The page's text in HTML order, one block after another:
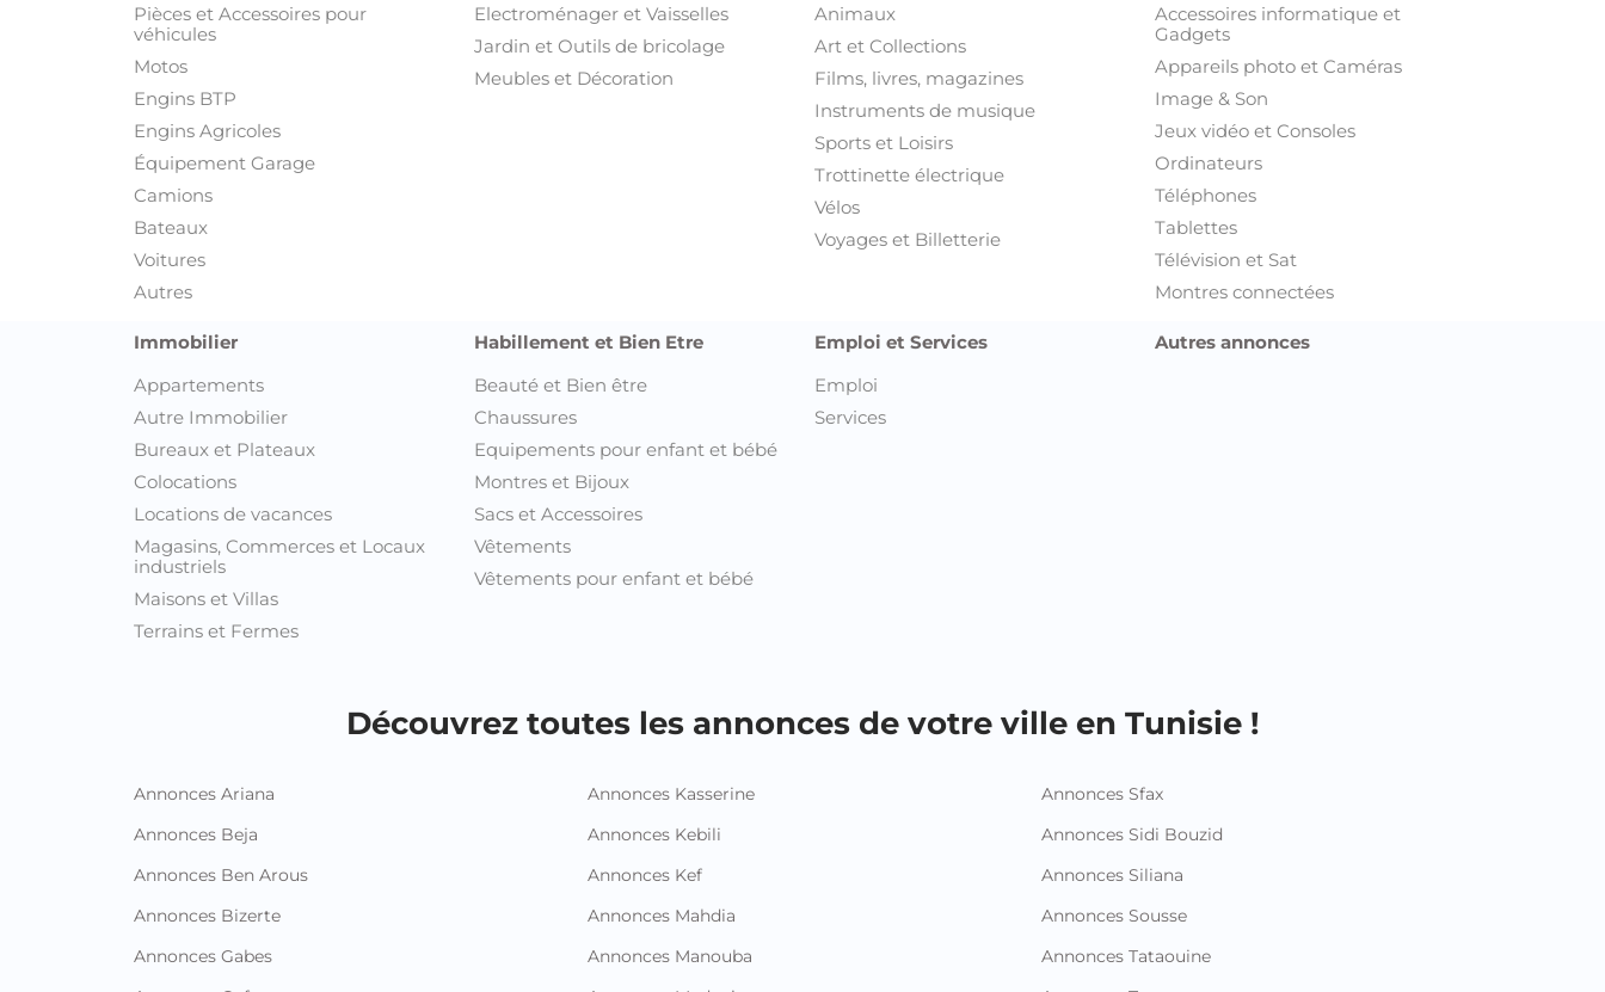
Pièces et Accessoires pour
véhicules
Motos
Engins BTP
Engins Agricoles
Équipement Garage
Camions
Bateaux
Voitures
Autres
Electroménager et Vaisselles
Jardin et Outils de bricolage
Meubles et Décoration
Animaux
Art et Collections
Films, livres, magazines
Instruments de musique
Sports et Loisirs
Trottinette électrique
Vélos
Voyages et Billetterie
Accessoires informatique et
Gadgets
Appareils photo et Caméras
Image & Son
Jeux vidéo et Consoles
Ordinateurs
Téléphones
Tablettes
Télévision et Sat
Montres connectées
Immobilier
Appartements
Autre Immobilier
Bureaux et Plateaux
Colocations
Locations de vacances
Magasins, Commerces et Locaux
industriels
Maisons et Villas
Terrains et Fermes
Habillement et Bien Etre
Beauté et Bien être
Chaussures
Equipements pour enfant et bébé
Montres et Bijoux
Sacs et Accessoires
Vêtements
Vêtements pour enfant et bébé
Emploi et Services
Emploi
Services
Autres annonces
Découvrez toutes les annonces de votre ville en Tunisie !
Annonces Ariana
Annonces Beja
Annonces Ben Arous
Annonces Bizerte
Annonces Gabes
Annonces Kasserine
Annonces Kebili
Annonces Kef
Annonces Mahdia
Annonces Manouba
Annonces Sfax
Annonces Sidi Bouzid
Annonces Siliana
Annonces Sousse
Annonces Tataouine